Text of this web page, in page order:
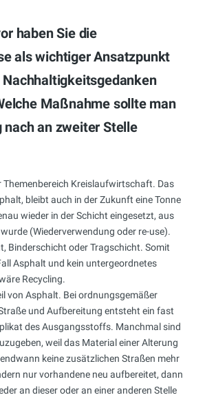
haben Sie die
als wichtiger Ansatzpunkt
Nachhaltigkeitsgedanken
Maßnahme sollte man
nach an zweiter Stelle
Themenbereich Kreislaufwirtschaft. Das
bleibt auch in der Zukunft eine Tonne
wieder in der Schicht eingesetzt, aus
(Wiederverwendung oder re-use).
Binderschicht oder Tragschicht. Somit
Asphalt und kein untergeordnetes
Recycling.
von Asphalt. Bei ordnungsgemäßer
und Aufbereitung entsteht ein fast
des Ausgangsstoffs. Manchmal sind
weil das Material einer Alterung
keine zusätzlichen Straßen mehr
nur vorhandene neu aufbereitet, dann
an dieser oder an einer anderen Stelle